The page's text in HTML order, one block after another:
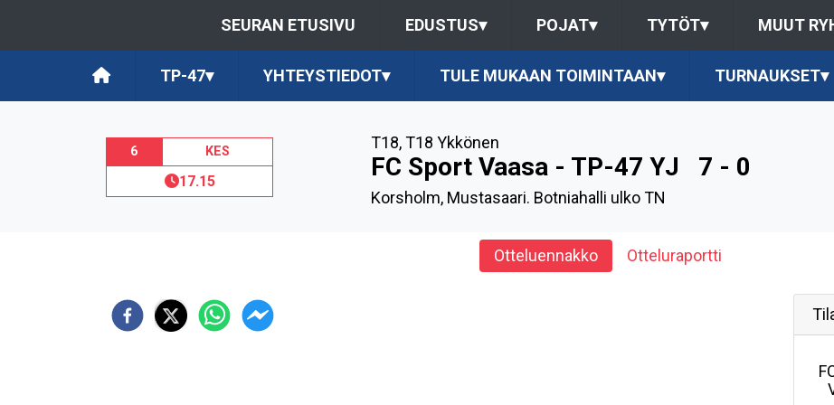
SEURAN ETUSIVU EDUSTUS▾ POJAT▾ TYTÖT▾ MUUT
TP-47▾ YHTEYSTIEDOT▾ TULE MUKAAN TOIMINTAAN▾ TURNAUKSET▾
6 KES
17.15
T18,T18 Ykkönen
FC Sport Vaasa - TP-47 YJ 7 - 0
Korsholm, Mustasaari. Botniahalli ulko TN
Otteluennakko Otteluraportti